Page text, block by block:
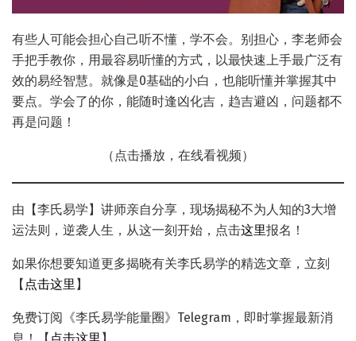
有些人可能会担心自己听不懂，学不会。别担心，李老师会
手把手教你，用最容易听懂的方式，以最快速上手最广泛有
效的易经智慧。就像是0基础的小白，也能听懂并掌握其中
要点。学会了的你，能随时逢凶化吉，趋吉避凶，问题都不
再是问题！
（点击播放，在线看视频）
由【李氏易学】讲师亲自分享，现场揭秘不为人知的3大增
运法则，逆袭人生，从这一刻开始，点击这里报名！
如果你想要知道更多揭晓有关李氏易学的精选文章，立刻
【 点击这里 】
免费订阅《李氏易学能量圈》Telegram，即时掌握最新消